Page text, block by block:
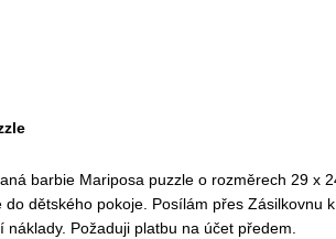
barbie Mariposa puzzle o rozměrech 29 x
do dětského pokoje. Posílám přes Zásilkovnu
náklady. Požaduji platbu na účet předem.